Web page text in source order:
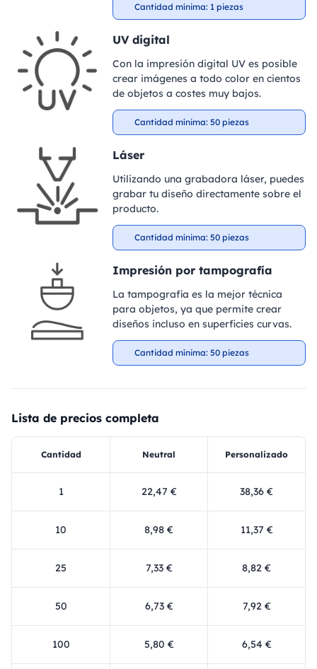
Cantidad mínima: 1 piezas
UV digital
Con la impresión digital UV es posible
crear imágenes a todo color en cientos
de objetos a costes muy bajos.
Cantidad mínima: 50 piezas
Láser
Utilizando una grabadora láser, puedes
grabar tu diseño directamente sobre el
producto.
Cantidad mínima: 50 piezas
Impresión por tampografía
La tampografía es la mejor técnica
para objetos, ya que permite crear
diseños incluso en superficies curvas.
Cantidad mínima: 50 piezas
Lista de precios completa
Cantidad Neutral Personalizado
1 22,47 € 38,36 €
10 8,98 € 11,37 €
25 7,33 € 8,82 €
50 6,73 € 7,92 €
100 5,80 € 6,54 €